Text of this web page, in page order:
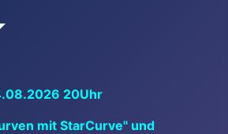
20Uhr
mit StarCurve" und